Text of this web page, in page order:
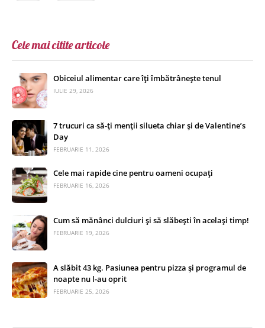
Cele mai citite articole
Obiceiul alimentar care îți îmbătrânește tenul
IULIE 29, 2026
7 trucuri ca să-ți menții silueta chiar și de Valentine’s
Day
FEBRUARIE 11, 2026
Cele mai rapide cine pentru oameni ocupați
FEBRUARIE 16, 2026
Cum să mănânci dulciuri și să slăbești în același timp!
FEBRUARIE 19, 2026
A slăbit 43 kg. Pasiunea pentru pizza și programul de
noapte nu l-au oprit
FEBRUARIE 25, 2026